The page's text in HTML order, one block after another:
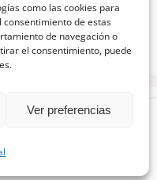
como las cookies para
de estas
de navegación o
el consentimiento, puede
Ver preferencias